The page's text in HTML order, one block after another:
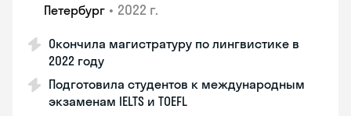
Петербург • 2022 г.
Окончила магистратуру по лингвистике в
2022 году
Подготовила студентов к международным
экзаменам IELTS и TOEFL